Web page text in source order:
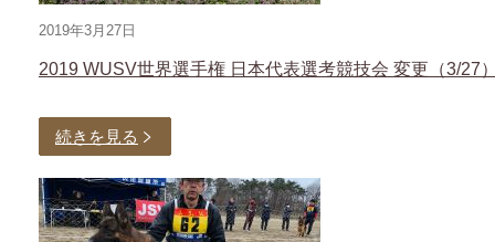
2019年3月27日
2019 WUSV世界選手権 日本代表選考競技会 変更（3/27
続きを見る